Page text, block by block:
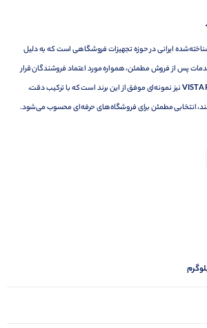
ایرانی در حوزه تجهیزات فروشگاهی است که به دلیل
پس از فروش مطمئن، همواره مورد اعتماد فروشندگان قرار
VISTAنیز نمونه‌ای موفق از این برند است که با ترکیب دقت،
انتخابی مطمئن برای فروشگاه‌های حرفه‌ای محسوب می‌شود.